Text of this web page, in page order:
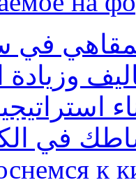
في
وزيادة
في
к